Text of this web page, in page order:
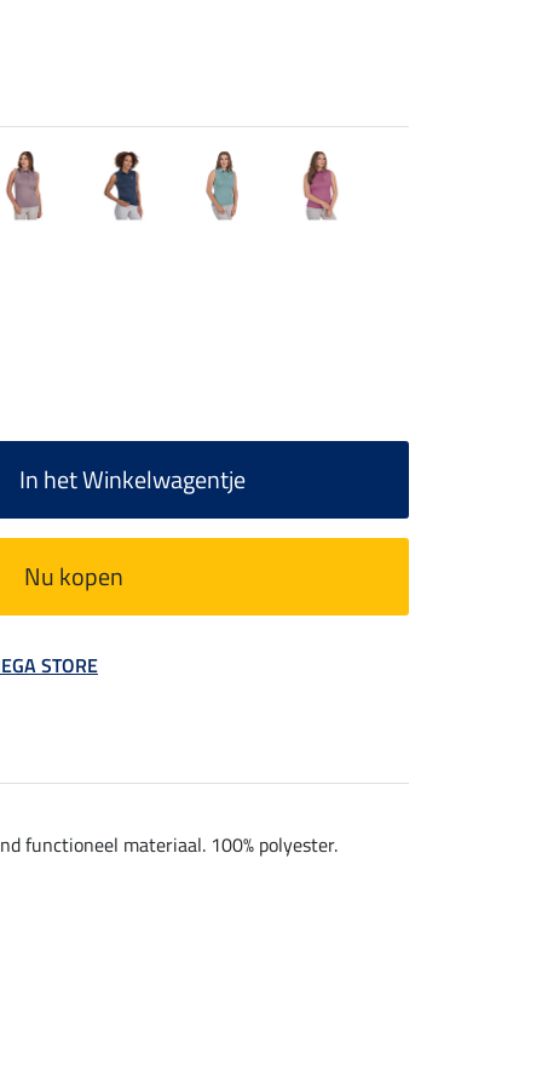
In het Winkelwagentje
Nu kopen
STORE
functioneel materiaal. 100% polyester.